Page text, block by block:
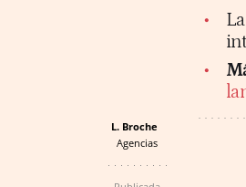
L. Broche
Agencias